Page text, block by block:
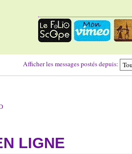
Afficher les messages postés depuis:
LIGNE